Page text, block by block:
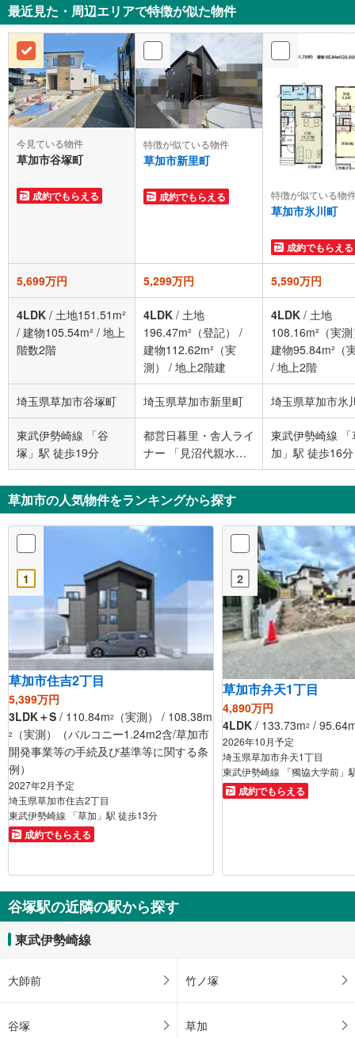
最近見た・周辺エリアで特徴が似た物件
今見ている物件
草加市谷塚町
成約でもらえる
特徴が似ている物件
草加市新里町
成約でもらえる 特徴が似ている物
草加市氷川町
成約でもらえる
5,699万円 5,299万円 5,590万円
4LDK / 土地151.51m²
/ 建物105.54m² / 地上
階数2階
4LDK / 土地
196.47m²（登記）
/
建物112.62m²（実
測）
/ 地上2階建
4LDK / 土地
108.16m²（実
建物95.84m²（
/ 地上2階
埼玉県草加市谷塚町 埼玉県草加市新里町 埼玉県草加市氷
東武伊勢崎線 「谷
塚」駅 徒歩19分
都営日暮里・舎人ライ
ナー 「見沼代親水公
園」駅 徒歩20分
東武伊勢崎線 「
加」駅 徒歩16分
草加市の人気物件をランキングから探す
1
草加市住吉2丁目
5,399万円
3LDK＋S / 110.84m2 （実測） / 108.38m
2
（実測）（バルコニー1.24m2含/草加市
開発事業等の手続及び基準等に関する条
例）
2027年2月予定
埼玉県草加市住吉2丁目
東武伊勢崎線 「草加」駅 徒歩13分
成約でもらえる
2
草加市弁天1丁目
4,890万円
4LDK / 133.73m2 /
2026年10月予定
埼玉県草加市弁天1丁目
東武伊勢崎線 「獨協大学前」
成約でもらえる
谷塚駅の近隣の駅から探す
東武伊勢崎線
大師前 竹ノ塚
谷塚 草加